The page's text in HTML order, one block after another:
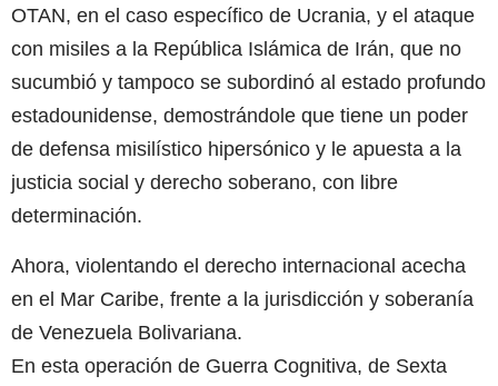
OTAN, en el caso específico de Ucrania, y el ataque
con misiles a la República Islámica de Irán, que no
sucumbió y tampoco se subordinó al estado profundo
estadounidense, demostrándole que tiene un poder
de defensa misilístico hipersónico y le apuesta a la
justicia social y derecho soberano, con libre
determinación.
Ahora, violentando el derecho internacional acecha
en el Mar Caribe, frente a la jurisdicción y soberanía
de Venezuela Bolivariana.
En esta operación de Guerra Cognitiva, de Sexta